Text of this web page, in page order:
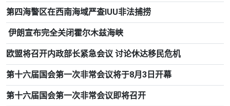
第四海警区在西南海域严查IUU非法捕捞
伊朗宣布完全关闭霍尔木兹海峡
欧盟将召开内政部长紧急会议 讨论休达移民危机
第十六届国会第一次非常会议将于8月3日开幕
第十六届国会第一次非常会议即将召开